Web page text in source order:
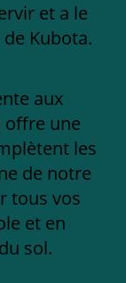
et a le
Kubota.
aux
offre une
les
de notre
tous vos
et en
sol.